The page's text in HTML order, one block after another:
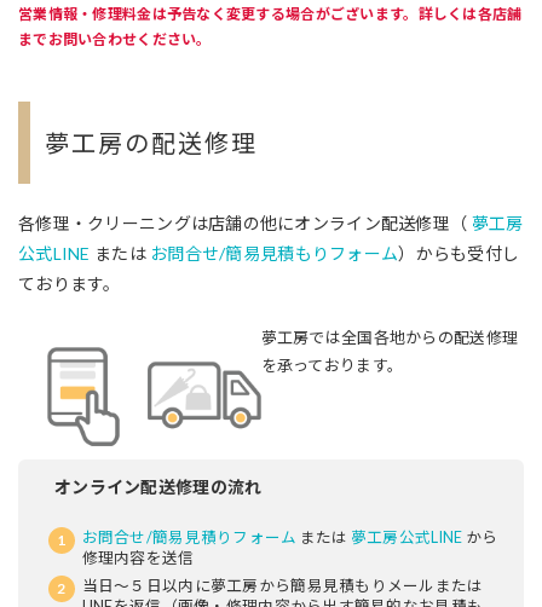
営業情報・修理料金は予告なく変更する場合がございます。詳しくは各店舗
までお問い合わせください。
夢工房の配送修理
各修理・クリーニングは店舗の他にオンライン配送修理（ 夢工房
公式LINE または お問合せ/簡易見積もりフォーム）からも受付し
ております。
夢工房では全国各地からの配送修理
を承っております。
オンライン配送修理の流れ
お問合せ/簡易見積りフォーム または 夢工房公式LINE から
修理内容を送信
当日～５日以内に夢工房から簡易見積もりメールまたは